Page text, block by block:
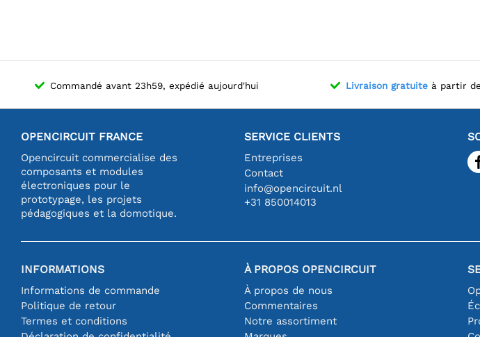
Commandé avant 23h59, expédié aujourd'hui Livraison gratuiteà partir
OPENCIRCUIT FRANCE
Opencircuit commercialise des
composants et modules
électroniques pour le
prototypage, les projets
pédagogiques et la domotique.
SERVICE CLIENTS
Entreprises
Contact
info@opencircuit.nl
+31 850014013
INFORMATIONS
Informations de commande
Politique de retour
Termes et conditions
À PROPOS OPENCIRCUIT
À propos de nous
Commentaires
Notre assortiment